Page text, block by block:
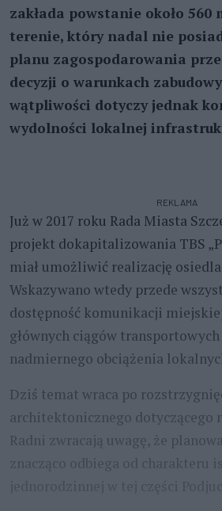
zakłada powstanie około 560
terenie, który nadal nie
planu zagospodarowania
decyzji o warunkach
wątpliwości dotyczy jednak
wydolności lokalnej
REKLAMA
Już w 2017 roku Rada Miasta
projekt dokapitalizowania TBS
miał umożliwić realizację
Wskazywano wtedy przede
dostępność komunikacji
głównych ciągów
nadmiernego obciążenia
Dziś temat wraca po
architektonicznego dotyczącego
Radni zwracają uwagę, że
znacząco odbiega od charakteru